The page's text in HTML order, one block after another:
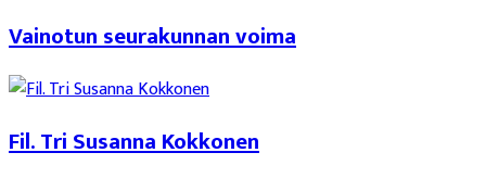
Vainotun seurakunnan voima
Fil. Tri Susanna Kokkonen